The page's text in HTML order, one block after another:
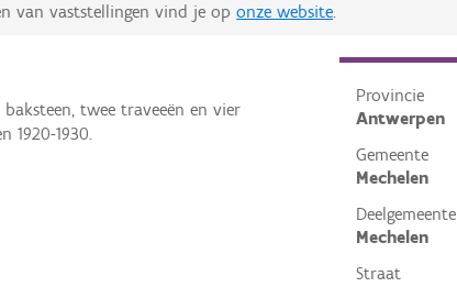
van vaststellingen vind je oponze website.
Provincie
Antwerpen
Gemeente
Mechelen
Deelgemeente
Mechelen
Straat
twee traveeën en vier
1920-1930.